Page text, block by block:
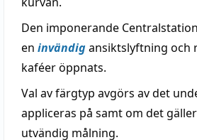
Den imponerande
en invändigansiktslyftning och
kaféer öppnats.
Val av färgtyp avgörs av det
appliceras på samt om det gäller
utvändig målning.